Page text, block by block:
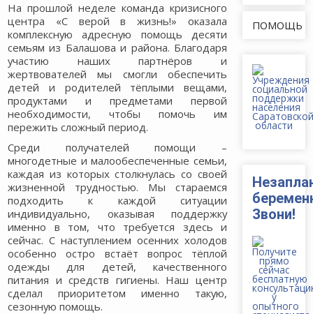
На прошлой неделе команда кризисного
центра «С верой в жизнь!» оказала
комплексную адресную помощь десяти
семьям из Балашова и района. Благодаря
участию наших партнёров и
жертвователей мы смогли обеспечить
детей и родителей тёплыми вещами,
продуктами и предметами первой
необходимости, чтобы помочь им
пережить сложный период.
Среди получателей помощи –
многодетные и малообеспеченные семьи,
каждая из которых столкнулась со своей
жизненной трудностью. Мы стараемся
подходить к каждой ситуации
индивидуально, оказывая поддержку
именно в том, что требуется здесь и
сейчас. С наступлением осенних холодов
особенно остро встаёт вопрос тёплой
одежды для детей, качественного
питания и средств гигиены. Наш центр
сделал приоритетом именно такую,
сезонную помощь.
ПОМОЩЬ
Звони!